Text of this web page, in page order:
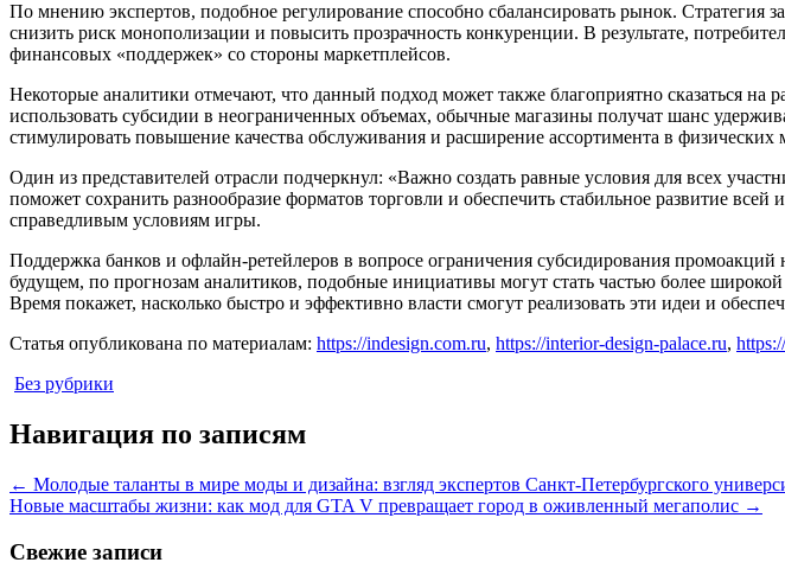
По мнению экспертов, подобное регулирование способно сбалансировать рынок. Стратегия
снизить риск монополизации и повысить прозрачность конкуренции. В результате,
финансовых «поддержек» со стороны маркетплейсов.
Некоторые аналитики отмечают, что данный подход может также благоприятно сказаться
использовать субсидии в неограниченных объемах, обычные магазины получат шанс
стимулировать повышение качества обслуживания и расширение ассортимента в физических
Один из представителей отрасли подчеркнул: «Важно создать равные условия для всех
поможет сохранить разнообразие форматов торговли и обеспечить стабильное развитие
справедливым условиям игры.
Поддержка банков и офлайн-ретейлеров в вопросе ограничения субсидирования
будущем, по прогнозам аналитиков, подобные инициативы могут стать частью более
Время покажет, насколько быстро и эффективно власти смогут реализовать эти идеи и
Статья опубликована по материалам: https://indesign.com.ru, https://interior-design-palace.ru,
Без рубрики
Навигация по записям
← Молодые таланты в мире моды и дизайна: взгляд экспертов Санкт-Петербургского
Новые масштабы жизни: как мод для GTA V превращает город в оживленный мегаполис →
Свежие записи